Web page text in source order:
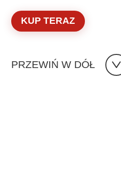
KUP TERAZ
PRZEWIŃ W DÓŁ